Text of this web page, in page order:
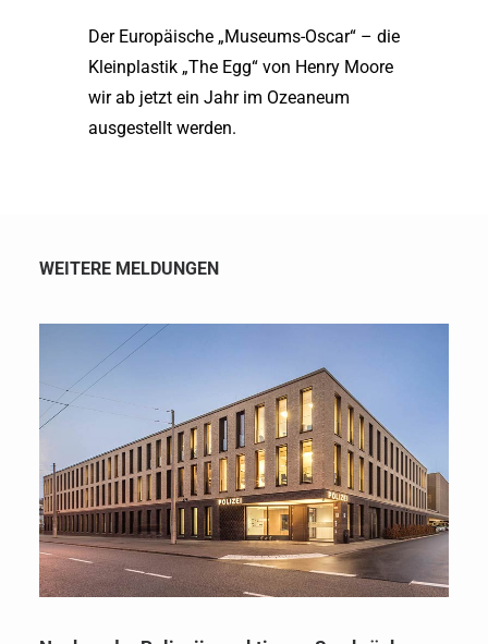
Der Europäische „Museums-Oscar“ – die
Kleinplastik „The Egg“ von Henry Moore
wir ab jetzt ein Jahr im Ozeaneum
ausgestellt werden.
WEITERE MELDUNGEN